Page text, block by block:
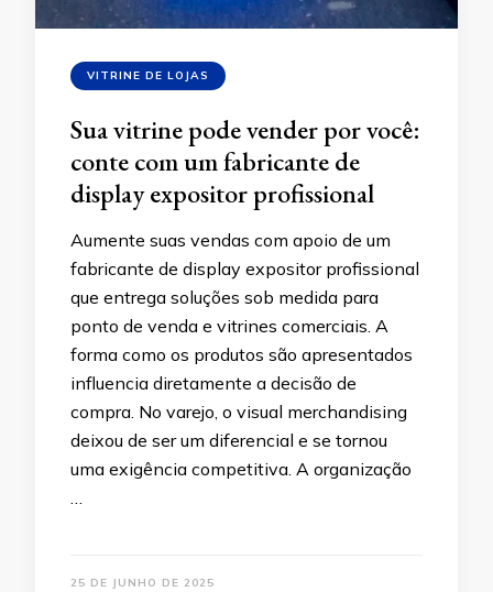
VITRINE DE LOJAS
Sua vitrine pode vender por você:
conte com um fabricante de
display expositor profissional
Aumente suas vendas com apoio de um
fabricante de display expositor profissional
que entrega soluções sob medida para
ponto de venda e vitrines comerciais. A
forma como os produtos são apresentados
influencia diretamente a decisão de
compra. No varejo, o visual merchandising
deixou de ser um diferencial e se tornou
uma exigência competitiva. A organização
…
25 DE JUNHO DE 2025